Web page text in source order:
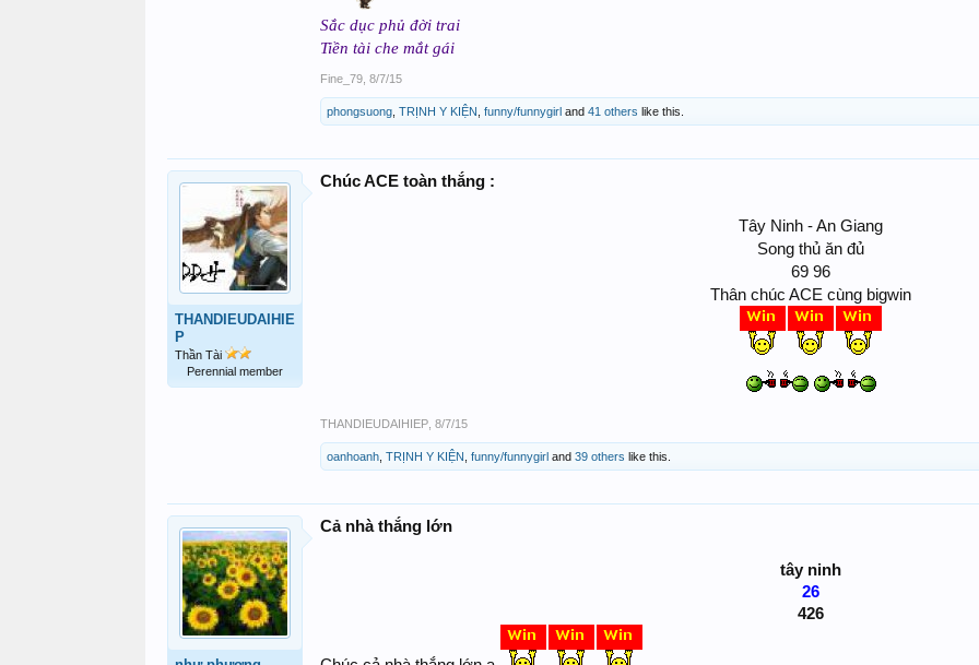
Sắc dục phủ đời trai
Tiền tài che mắt gái
Fine_79 8/7/15
phongsuong TRỊNH Y KIỆN funny/funnygirl and 41 others like this.
THANDIEUDAIHIE
P
Thần Tài
Perennial member
Chúc ACE toàn thắng :
Tây Ninh - An Giang
Song thủ ăn đủ
69 96
Thân chúc ACE cùng bigwin
THANDIEUDAIHIEP 8/7/15
oanhoanh TRỊNH Y KIỆN funny/funnygirl and 39 others like this.
Cả nhà thắng lớn
tây ninh
26
426